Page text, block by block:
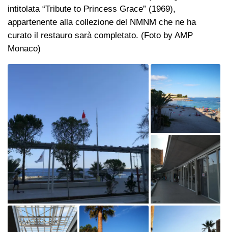
intitolata “Tribute to Princess Grace” (1969),
appartenente alla collezione del NMNM che ne ha
curato il restauro sarà completato. (Foto by AMP
Monaco)